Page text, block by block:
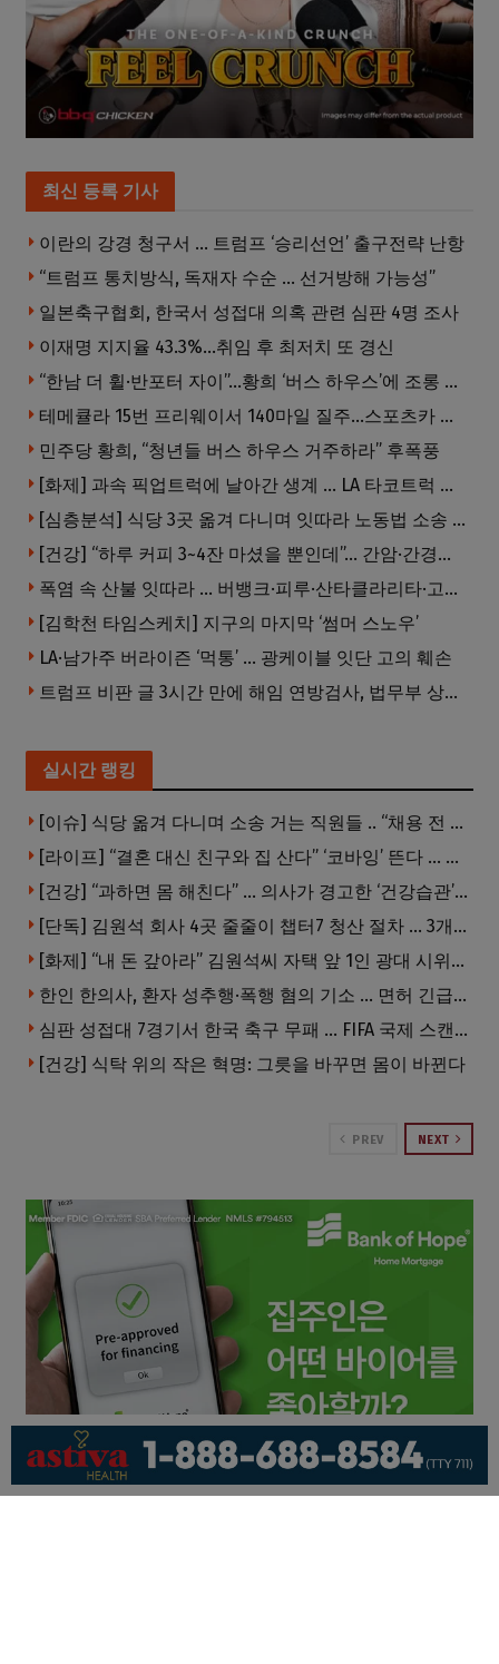
최신 등록 기사
이란의 강경 청구서 … 트럼프 ‘승리선언’ 출구전략 난항
“트럼프 통치방식, 독재자 수순 … 선거방해 가능성”
일본축구협회, 한국서 성접대 의혹 관련 심판 4명 조사
이재명 지지율 43.3%…취임 후 최저치 또 경신
“한남 더 휠·반포터 자이”…황희 ‘버스 하우스’에 조롱 쏟아져
테메큘라 15번 프리웨이서 140마일 질주…스포츠카 압수
민주당 황희, “청년들 버스 하우스 거주하라” 후폭풍
[화제] 과속 픽업트럭에 날아간 생계 … LA 타코트럭 일가족 3명 부상
[심층분석] 식당 3곳 옮겨 다니며 잇따라 노동법 소송 … 피소된 곳 모두 LA·OC 한인 식당들
[건강] “하루 커피 3~4잔 마셨을 뿐인데”… 간암·간경변 위험 뚝
폭염 속 산불 잇따라 … 버뱅크·피루·산타클라리타·고먼 잇단 산불
[김학천 타임스케치] 지구의 마지막 ‘썸머 스노우’
LA·남가주 버라이즌 ‘먹통’ … 광케이블 잇단 고의 훼손
트럼프 비판 글 3시간 만에 해임 연방검사, 법무부 상대 소송
실시간 랭킹
[이슈] 식당 옮겨 다니며 소송 거는 직원들 .. “채용 전 반드시 확인해야”
[라이프] “결혼 대신 친구와 집 산다” ‘코바잉’ 뜬다 … 내 집 마련 공식 바뀌었다
[건강] “과하면 몸 해친다” … 의사가 경고한 ‘건강습관’ 5가지
[단독] 김원석 회사 4곳 줄줄이 챕터7 청산 절차 … 3개 법인 같은 날 동시 파산 신청
[화제] “내 돈 갚아라” 김원석씨 자택 앞 1인 광대 시위 … 한인 투자사, “108만 달러 못받아”
한인 한의사, 환자 성추행·폭행 혐의 기소 … 면허 긴급정지
심판 성접대 7경기서 한국 축구 무패 … FIFA 국제 스캔들 번지나
[건강] 식탁 위의 작은 혁명: 그릇을 바꾸면 몸이 바뀐다
PREV NEXT